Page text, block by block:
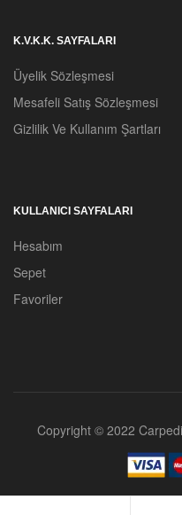
K.V.K.K. SAYFALARI
Üyelik Sözleşmesi
Mesafeli Satış Sözleşmesi
Gizlilik Ve Kullanım Şartları
KULLANICI SAYFALARI
Hesabım
Sepet
Favoriler
Copyright © 2022